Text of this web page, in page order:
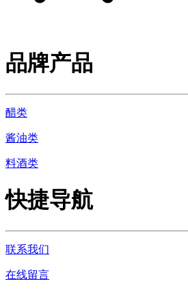
品牌产品
醋类
酱油类
料酒类
快捷导航
联系我们
在线留言